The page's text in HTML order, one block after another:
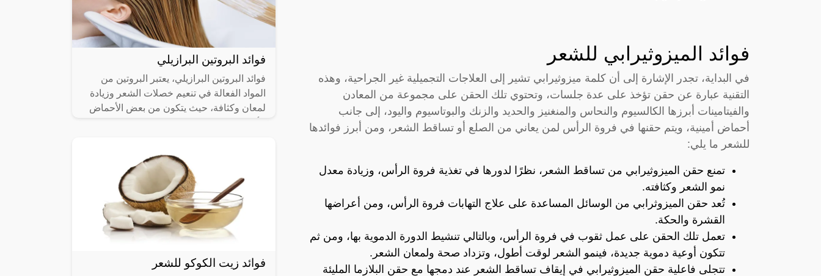
فوائد الميزوثيرابي للشعر
في البداية، تجدر الإشارة إلى أن كلمة ميزوثيرابي تشير إلى العلاجات التجميلية غير الجراحية، وهذه
التقنية عبارة عن حقن تؤخذ على عدة جلسات، وتحتوي تلك الحقن على مجموعة من المعادن
والفيتامينات أبرزها الكالسيوم والنحاس والمنغنيز والحديد والزنك والبوتاسيوم واليود، إلى جانب
أحماض أمينية، ويتم حقنها في فروة الرأس لمن يعاني من الصلع أو تساقط الشعر، ومن أبرز فوائدها
للشعر ما يلي:
تمنع حقن الميزوثيرابي من تساقط الشعر، نظرًا لدورها في تغذية فروة الرأس، وزيادة معدل
نمو الشعر وكثافته.
تُعد حقن الميزوثرابي من الوسائل المساعدة على علاج التهابات فروة الرأس، ومن أعراضها
القشرة والحكة.
تعمل تلك الحقن على عمل ثقوب في فروة الرأس، وبالتالي تنشيط الدورة الدموية بها، ومن ثم
تتكون أوعية دموية جديدة، فينمو الشعر لوقت أطول، وتزداد صحة ولمعان الشعر.
تتجلى فاعلية حقن الميزوثيرابي في إيقاف تساقط الشعر عند دمجها مع حقن البلازما المليئة
فوائد البروتين البرازيلي
فوائد البروتين البرازيلي، يعتبر البروتين من
المواد الفعالة في تنعيم خصلات الشعر وزيادة
لمعان وكثافة، حيث يتكون من بعض الأحماض
فوائد زيت الكوكو للشعر